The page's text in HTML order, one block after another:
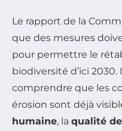
Le rapport de la
que des mesures
pour permettre le
biodiversité d’ici
comprendre que les
érosion sont déjà
humaine, la qualité